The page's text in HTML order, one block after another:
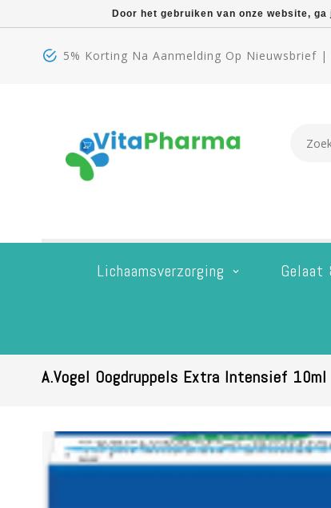
5% Korting Na Aanmelding Op Nieuwsbrief
Lichaamsverzorging Gelaat
A.Vogel Oogdruppels Extra Intensief 10ml
Door het gebruiken van onze website,